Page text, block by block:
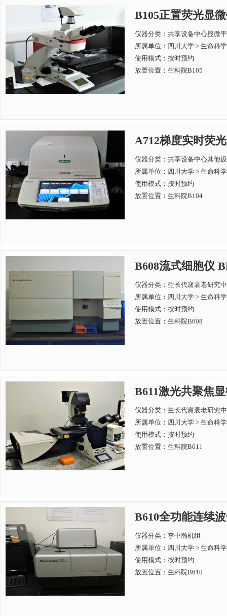
B105正置荧光显
仪器分类：共享设备中心显微
所属单位： 四川大学 > 生命科
使用模式：按时预约
放置位置：生科院B105
A712梯度实时荧
仪器分类：共享设备中心其他
所属单位： 四川大学 > 生命科
使用模式：按时预约
放置位置：生科院B104
B608流式细胞仪
仪器分类：生长代谢衰老研究
所属单位： 四川大学 > 生命科
使用模式：按时预约
放置位置：生科院B608
B611激光共聚焦
仪器分类：生长代谢衰老研究
所属单位： 四川大学 > 生命科
使用模式：按时预约
放置位置：生科院B611
B610全功能连续
仪器分类：李中瀚机组
所属单位： 四川大学 > 生命科
使用模式：按时预约
放置位置：生科院B610